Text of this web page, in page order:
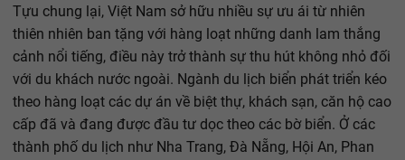
Tựu chung lại, Việt Nam sở hữu nhiều sự ưu ái từ nhiên
thiên nhiên ban tặng với hàng loạt những danh lam thắng
cảnh nổi tiếng, điều này trở thành sự thu hút không nhỏ đối
với du khách nước ngoài. Ngành du lịch biển phát triển kéo
theo hàng loạt các dự án về biệt thự, khách sạn, căn hộ cao
cấp đã và đang được đầu tư dọc theo các bờ biển. Ở các
thành phố du lịch như Nha Trang, Đà Nẵng, Hội An, Phan